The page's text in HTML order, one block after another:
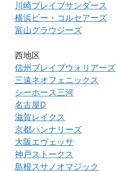
川崎ブレイブサンダース
横浜ビー・コルセアーズ
富山グラウジーズ
西地区
信州ブレイブウォリアーズ
三遠ネオフェニックス
シーホース三河
名古屋D
滋賀レイクス
京都ハンナリーズ
大阪エヴェッサ
神戸ストークス
島根スサノオマジック